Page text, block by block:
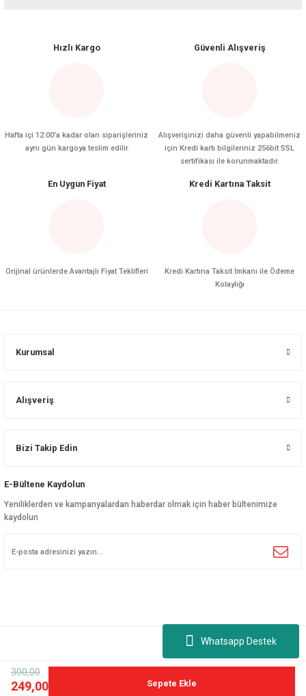
Whatsapp Destek
300,00
249,00 Sepete Ekle
Hızlı Kargo
Hafta içi 12:00'a kadar olan siparişleriniz
aynı gün kargoya teslim edilir
Güvenli Alışveriş
Alışverişinizi daha güvenli yapabilmeniz
için Kredi kartı bilgileriniz 256bit SSL
sertifikası ile korunmaktadır.
En Uygun Fiyat
Orijinal ürünlerde Avantajlı Fiyat Teklifleri
Kredi Kartına Taksit
Kredi Kartına Taksit İmkanı ile Ödeme
Kolaylığı
Kurumsal
Alışveriş
Bizi Takip Edin
E-Bültene Kaydolun
Yeniliklerden ve kampanyalardan haberdar olmak için haber bültenimize
kaydolun